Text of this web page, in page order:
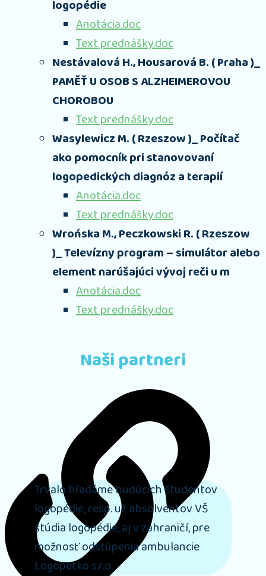
logopédie
Anotácia.doc
Text prednášky.doc
Nestávalová H., Housarová B. ( Praha )_
PAMĚŤ U OSOB S ALZHEIMEROVOU
CHOROBOU
Text prednášky.doc
Wasylewicz M. ( Rzeszow )_ Počítač
ako pomocník pri stanovovaní
logopedických diagnóz a terapií
Anotácia.doc
Text prednášky.doc
Wrońska M., Peczkowski R. ( Rzeszow
)_ Televízny program – simulátor alebo
element narúšajúci vývoj reči u m
Anotácia.doc
Text prednášky.doc
Naši partneri
Trvalo hľadáme budúcich študentov
logopédie, resp. už absolventov VŠ
štúdia logopédie, aj v zahraničí, pre
možnosť odstúpenia ambulancie
Logopetko s.r.o.